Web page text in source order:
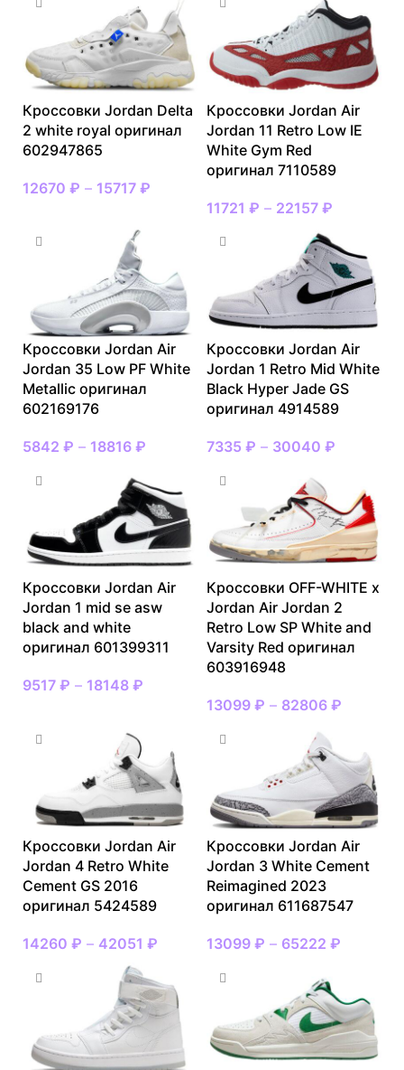
Кроссовки Jordan Delta
2 white royal оригинал
602947865
12670 ₽ – 15717 ₽
Кроссовки Jordan Air
Jordan 11 Retro Low IE
White Gym Red
оригинал 7110589
11721 ₽ – 22157 ₽
Кроссовки Jordan Air
Jordan 35 Low PF White
Metallic оригинал
602169176
5842 ₽ – 18816 ₽
Кроссовки Jordan Air
Jordan 1 Retro Mid White
Black Hyper Jade GS
оригинал 4914589
7335 ₽ – 30040 ₽
Кроссовки Jordan Air
Jordan 1 mid se asw
black and white
оригинал 601399311
9517 ₽ – 18148 ₽
Кроссовки OFF-WHITE x
Jordan Air Jordan 2
Retro Low SP White and
Varsity Red оригинал
603916948
13099 ₽ – 82806 ₽
Кроссовки Jordan Air
Jordan 4 Retro White
Cement GS 2016
оригинал 5424589
14260 ₽ – 42051 ₽
Кроссовки Jordan Air
Jordan 3 White Cement
Reimagined 2023
оригинал 611687547
13099 ₽ – 65222 ₽